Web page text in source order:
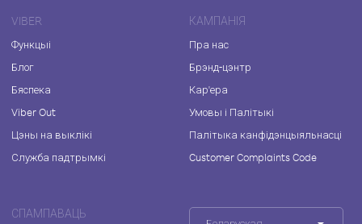
VIBER
Функцыі
Блог
Бяспека
Viber Out
Цэны на выклікі
Служба падтрымкі
КАМПАНІЯ
Пра нас
Брэнд-цэнтр
Кар'ера
Умовы і Палітыкі
Палітыка канфідэнцыяльнасці
Customer Complaints Code
СПАМПАВАЦЬ